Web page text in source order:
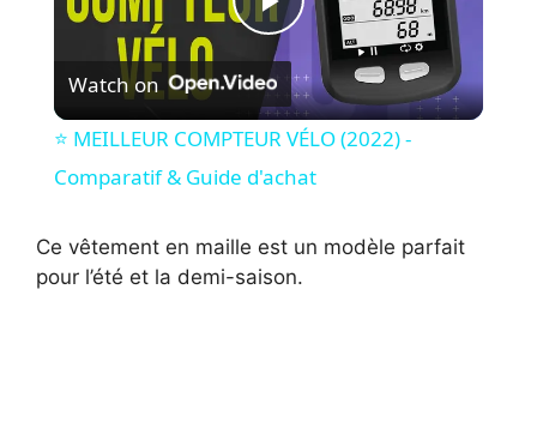
P
l
a
y
Watch on
⭐️ MEILLEUR COMPTEUR VÉLO (2022) -
Comparatif & Guide d'achat
Ce vêtement en maille est un modèle parfait
pour l’été et la demi-saison.